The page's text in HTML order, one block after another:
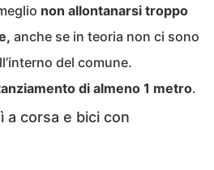
non allontanarsi troppo
anche se in teoria non ci sono
del comune.
di almeno 1 metro.
a corsa e bici con